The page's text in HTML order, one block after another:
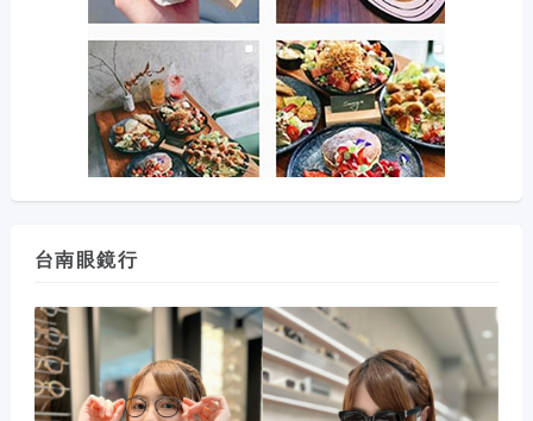
台南眼鏡行